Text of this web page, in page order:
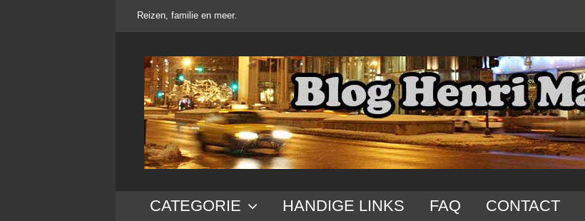
Reizen, familie en meer.
CATEGORIE HANDIGE LINKS FAQ CONTACT